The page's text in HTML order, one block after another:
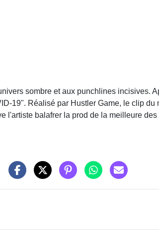
sombre et aux punchlines incisives.
19". Réalisé par Hustler Game, le clip
l'artiste balafrer la prod de la meilleure des